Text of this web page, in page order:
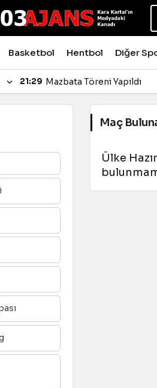
Basketbol Hentbol Diğer
21:29 Mazbata Töreni Yapıldı
Maç
Ülke